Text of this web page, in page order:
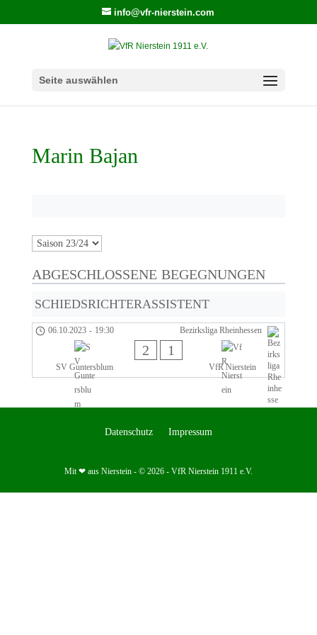
info@vfr-nierstein.com
Seite auswählen
Marin Bajan
ABGESCHLOSSENE BEGEGNUNGEN
SCHIEDSRICHTERASSISTENT
Bezirksliga Rheinhessen
06.10.2023 - 19:30
SV Guntersblum
2 1
VfR Nierstein
Datenschutz Impressum
Mit ❤ aus Nierstein - © 2026 - VfR Nierstein 1911 e.V.